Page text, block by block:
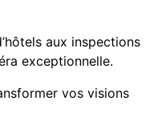
aux inspections
exceptionnelle.
vos visions